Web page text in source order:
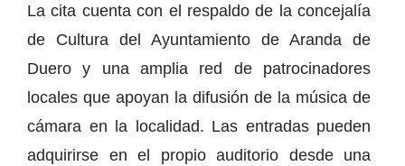
La cita cuenta con el respaldo de la concejalía
de Cultura del Ayuntamiento de Aranda de
Duero y una amplia red de patrocinadores
locales que apoyan la difusión de la música de
cámara en la localidad. Las entradas pueden
adquirirse en el propio auditorio desde una